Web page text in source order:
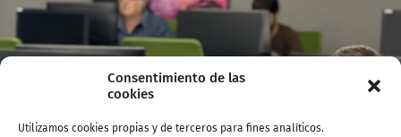
Consentimiento de las
cookies
Utilizamos cookies propias y de terceros para fines analíticos.